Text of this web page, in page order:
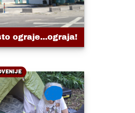
ograje...ograja!